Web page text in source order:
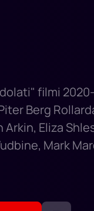
filmi
Berg
Arkin, Eliza
Mark